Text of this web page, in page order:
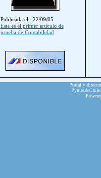
Publicada el : 22/09/05
Este es el primer artículo de
prueba de Contabilidad
Portal y